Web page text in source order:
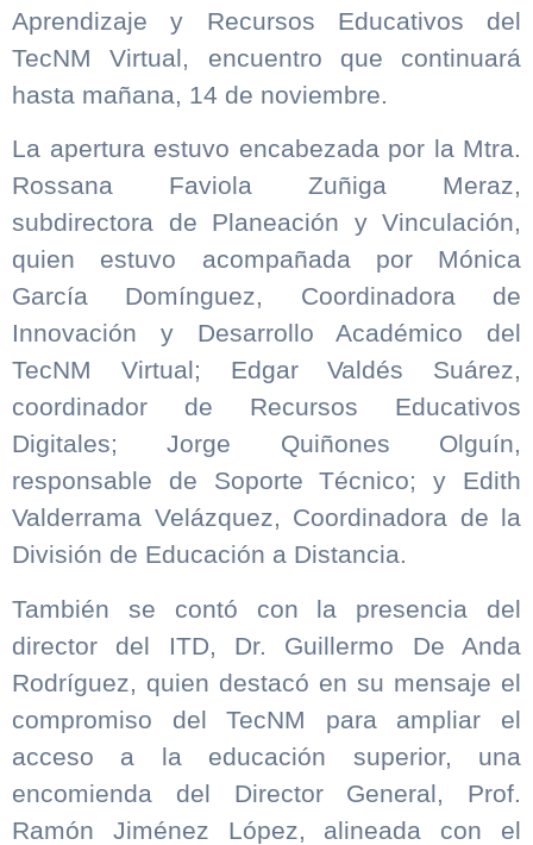
Aprendizaje y Recursos Educativos del
TecNM Virtual, encuentro que continuará
hasta mañana, 14 de noviembre.
La apertura estuvo encabezada por la Mtra.
Rossana Faviola Zuñiga Meraz,
subdirectora de Planeación y Vinculación,
quien estuvo acompañada por Mónica
García Domínguez, Coordinadora de
Innovación y Desarrollo Académico del
TecNM Virtual; Edgar Valdés Suárez,
coordinador de Recursos Educativos
Digitales; Jorge Quiñones Olguín,
responsable de Soporte Técnico; y Edith
Valderrama Velázquez, Coordinadora de la
División de Educación a Distancia.
También se contó con la presencia del
director del ITD, Dr. Guillermo De Anda
Rodríguez, quien destacó en su mensaje el
compromiso del TecNM para ampliar el
acceso a la educación superior, una
encomienda del Director General, Prof.
Ramón Jiménez López, alineada con el